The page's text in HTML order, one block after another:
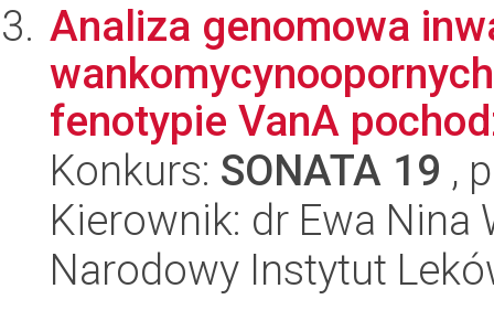
Analiza genomowa
fenotypie VanA
Konkurs: SONATA 19 ,
Kierownik: dr Ewa Nina
Narodowy Instytut